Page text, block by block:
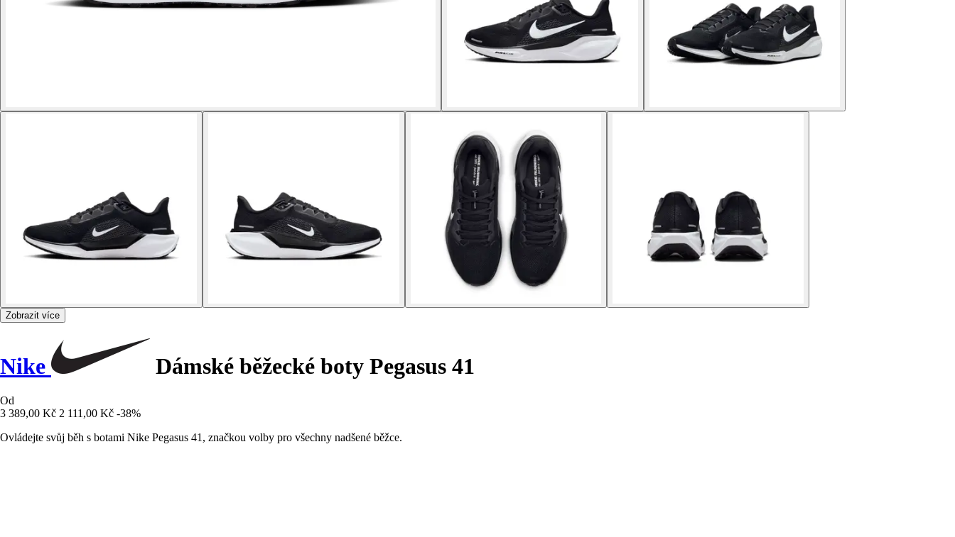
Zobrazit více
Nike Dámské běžecké boty Pegasus 41
Od
3 389,00 Kč 2 111,00 Kč -38%
Ovládejte svůj běh s botami Nike Pegasus 41, značkou volby pro všechny nadšené běžce.